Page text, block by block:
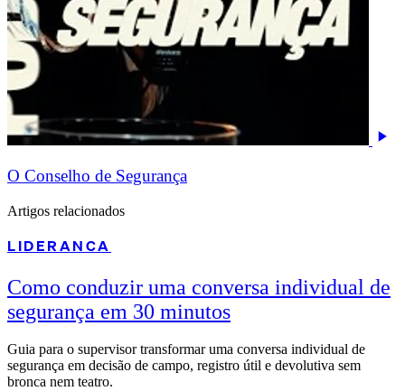
O Conselho de Segurança
Artigos relacionados
LIDERANCA
Como conduzir uma conversa individual de
segurança em 30 minutos
Guia para o supervisor transformar uma conversa individual de
segurança em decisão de campo, registro útil e devolutiva sem
bronca nem teatro.